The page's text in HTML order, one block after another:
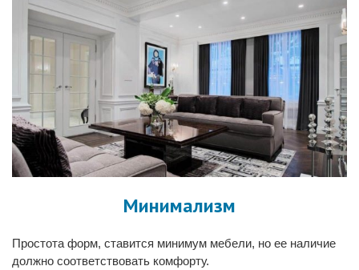
Минимализм
Простота форм, ставится минимум мебели, но ее наличие
должно соответствовать комфорту.